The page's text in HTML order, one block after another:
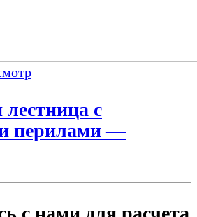
с
перилами —